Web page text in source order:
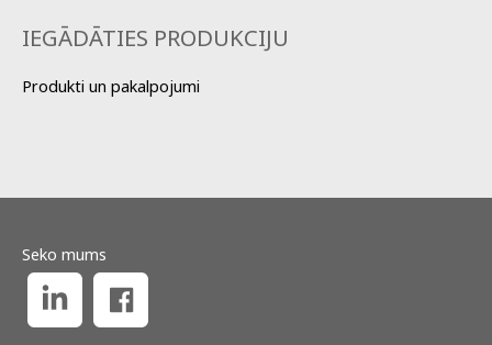
IEGĀDĀTIES PRODUKCIJU
Produkti un pakalpojumi
Seko mums